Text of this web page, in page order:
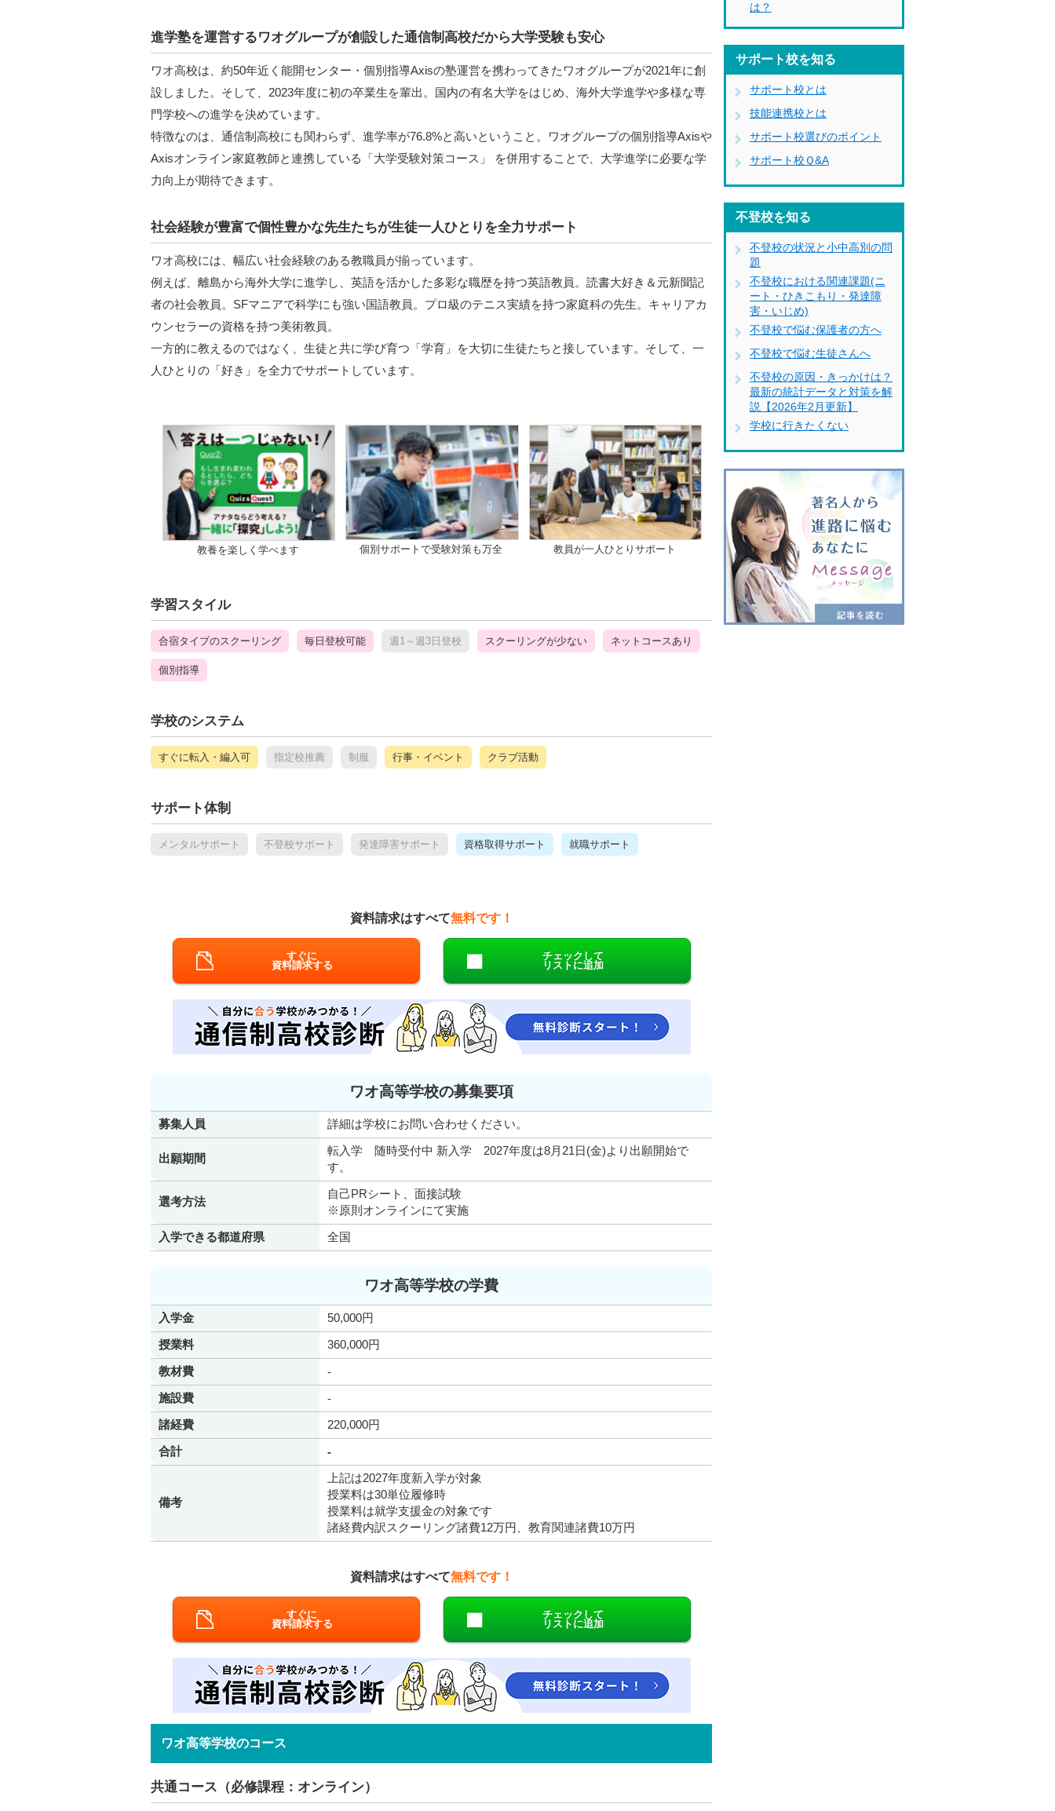
進学塾を運営するワオグループが創設した通信制高校だから大学受験も安心
ワオ高校は、約50年近く能開センター・個別指導Axisの塾運営を携わってきたワオグループが2021年に創
設しました。そして、2023年度に初の卒業生を輩出。国内の有名大学をはじめ、海外大学進学や多様な専
門学校への進学を決めています。
特徴なのは、通信制高校にも関わらず、進学率が76.8%と高いということ。ワオグループの個別指導Axisや
Axisオンライン家庭教師と連携している「大学受験対策コース」 を併用することで、大学進学に必要な学
力向上が期待できます。
社会経験が豊富で個性豊かな先生たちが生徒一人ひとりを全力サポート
ワオ高校には、幅広い社会経験のある教職員が揃っています。
例えば、離島から海外大学に進学し、英語を活かした多彩な職歴を持つ英語教員。読書大好き＆元新聞記
者の社会教員。SFマニアで科学にも強い国語教員。プロ級のテニス実績を持つ家庭科の先生。キャリアカ
ウンセラーの資格を持つ美術教員。
一方的に教えるのではなく、生徒と共に学び育つ「学育」を大切に生徒たちと接しています。そして、一
人ひとりの「好き」を全力でサポートしています。
教養を楽しく学べます 個別サポートで受験対策も万全 教員が一人ひとりサポート
学習スタイル
合宿タイプのスクーリング 毎日登校可能 週1～週3日登校 スクーリングが少ない ネットコースあり
個別指導
学校のシステム
すぐに転入・編入可 指定校推薦 制服 行事・イベント クラブ活動
サポート体制
メンタルサポート 不登校サポート 発達障害サポート 資格取得サポート 就職サポート
資料請求はすべて無料です！
すぐに
資料請求する
チェックして
リストに追加
ワオ高等学校の募集要項
募集人員 詳細は学校にお問い合わせください。
出願期間
転入学 随時受付中 新入学 2027年度は8月21日(金)より出願開始で
す。
選考方法
自己PRシート、面接試験
※原則オンラインにて実施
入学できる都道府県
全国
ワオ高等学校の学費
入学金
50,000円
授業料
360,000円
教材費
-
施設費
-
諸経費
220,000円
合計
-
備考
上記は2027年度新入学が対象
授業料は30単位履修時
授業料は就学支援金の対象です
諸経費内訳スクーリング諸費12万円、教育関連諸費10万円
資料請求はすべて無料です！
すぐに
資料請求する
チェックして
リストに追加
ワオ高等学校のコース
共通コース（必修課程：オンライン）
は？
サポート校を知る
サポート校とは
技能連携校とは
サポート校選びのポイント
サポート校Ｑ&A
不登校を知る
不登校の状況と小中高別の問
題
不登校における関連課題(ニ
ート・ひきこもり・発達障
害・いじめ)
不登校で悩む保護者の方へ
不登校で悩む生徒さんへ
不登校の原因・きっかけは？
最新の統計データと対策を解
説【2026年2月更新】
学校に行きたくない